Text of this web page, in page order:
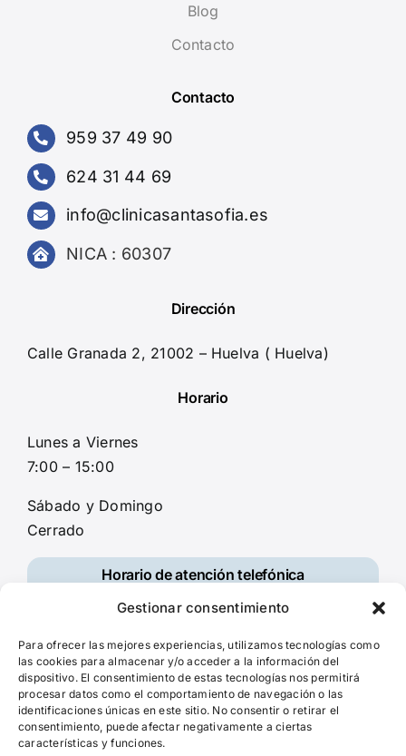
Gestionar consentimiento
Para ofrecer las mejores experiencias, utilizamos tecnologías como
las cookies para almacenar y/o acceder a la información del
dispositivo. El consentimiento de estas tecnologías nos permitirá
procesar datos como el comportamiento de navegación o las
identificaciones únicas en este sitio. No consentir o retirar el
consentimiento, puede afectar negativamente a ciertas
características y funciones.
Blog
Contacto
Contacto
959 37 49 90
624 31 44 69
info@clinicasantasofia.es
NICA : 60307
Dirección
Calle Granada 2, 21002 – Huelva ( Huelva)
Horario
Lunes a Viernes
7:00 – 15:00
Sábado y Domingo
Cerrado
Horario de atención telefónica
Lunes a Viernes
08:00 – 14:30